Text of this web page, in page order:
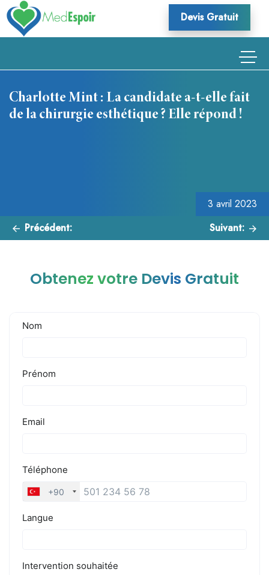
Skip
to
content
Devis Gratuit
Charlotte Mint : La candidate a-t-elle fait
de la chirurgie esthétique ? Elle répond !
3 avril 2023
Précédent: Suivant:
Obtenez votre Devis Gratuit